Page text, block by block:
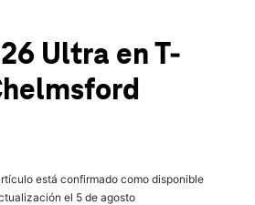
7:00 p.m.
MA 01824
Ultra en T-
está confirmado como disponible
el 5 de agosto